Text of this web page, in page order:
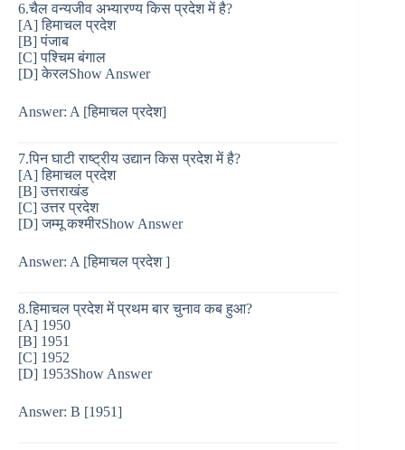
6.चैल वन्यजीव अभ्यारण्य किस प्रदेश में है?
[A] हिमाचल प्रदेश
[B] पंजाब
[C] पश्चिम बंगाल
[D] केरलShow Answer
Answer: A [हिमाचल प्रदेश]
7.पिन घाटी राष्ट्रीय उद्यान किस प्रदेश में है?
[A] हिमाचल प्रदेश
[B] उत्तराखंड
[C] उत्तर प्रदेश
[D] जम्मू कश्मीरShow Answer
Answer: A [हिमाचल प्रदेश ]
8.हिमाचल प्रदेश में प्रथम बार चुनाव कब हुआ?
[A] 1950
[B] 1951
[C] 1952
[D] 1953Show Answer
Answer: B [1951]